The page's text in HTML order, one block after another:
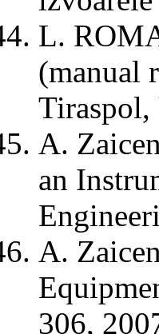
L.
(manual
Tiraspol,
A.
an
A.
306,